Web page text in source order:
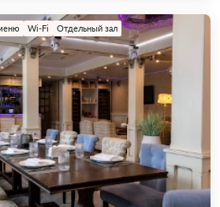
Wi-Fi Отдельный зал